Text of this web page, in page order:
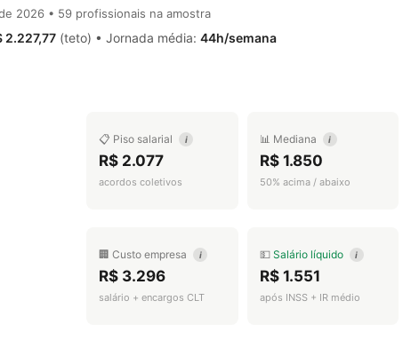
2026 • 59 profissionais na amostra
2.227,77 (teto) • Jornada média: 44h/semana
📋 Piso salarial i
R$ 2.077
acordos coletivos
📊 Mediana i
R$ 1.850
50% acima / abaixo
🏢 Custo empresa i
R$ 3.296
salário + encargos CLT
💵 Salário líquido i
R$ 1.551
após INSS + IR médio